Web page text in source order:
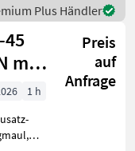
Plus Händler
mit
Preis
auf
Anfrage
1 h